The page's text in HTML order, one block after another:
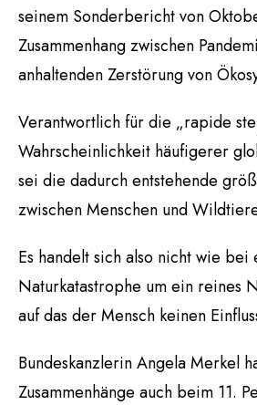
seinem Sonderbericht von
Zusammenhang zwischen
anhaltenden Zerstörung von
Verantwortlich für die „rapide
Wahrscheinlichkeit häufigerer
sei die dadurch entstehende
zwischen Menschen und
Es handelt sich also nicht wie bei
Naturkatastrophe um ein reines
auf das der Mensch keinen
Bundeskanzlerin Angela Merkel
Zusammenhänge auch beim 11.